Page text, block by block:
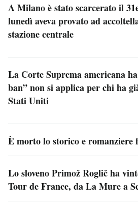
A Milano è stato scarcerato il
lunedì aveva provato ad
stazione centrale
La Corte Suprema americana
ban” non si applica per chi ha
Stati Uniti
È morto lo storico e romanziere
Lo sloveno Primož Roglič ha
Tour de France, da La Mure a